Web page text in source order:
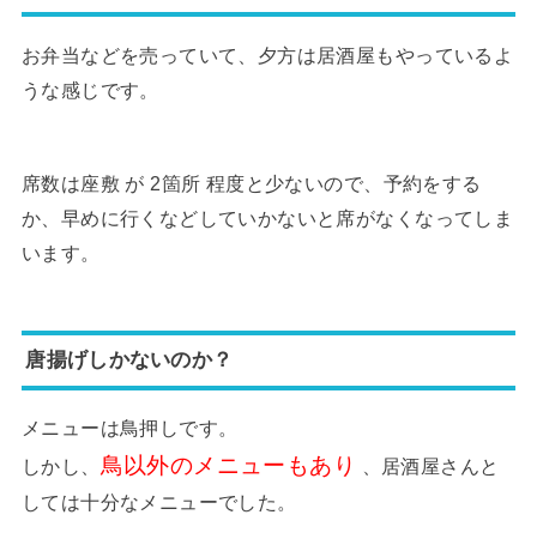
お弁当などを売っていて、夕方は居酒屋もやっているよ
うな感じです。
席数は座敷 が 2箇所 程度と少ないので、予約をする
か、早めに行くなどしていかないと席がなくなってしま
います。
唐揚げしかないのか？
メニューは鳥押しです。
しかし、 鳥以外のメニューもあり
、居酒屋さんと
しては十分なメニューでした。